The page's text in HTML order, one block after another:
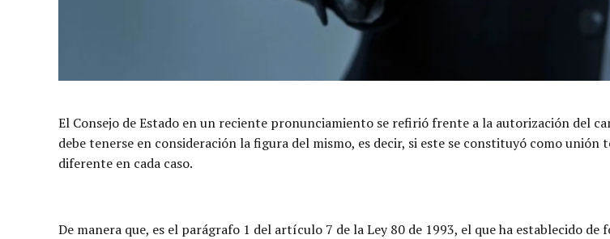
El Consejo de Estado en un reciente pronunciamiento se refirió frente a la autorización del
debe tenerse en consideración la figura del mismo, es decir, si este se constituyó como
diferente en cada caso.
De manera que, es el parágrafo 1 del artículo 7 de la Ley 80 de 1993, el que ha establecido